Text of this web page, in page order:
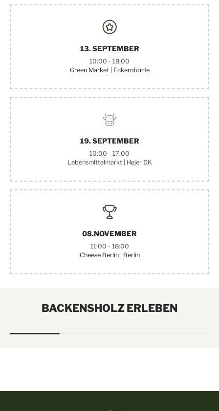
13. SEPTEMBER
10:00 - 18:00
Green Market | Eckernförde
19. SEPTEMBER
10:00 - 17:00
Lebensmittelmarkt | Højer DK
08.NOVEMBER
11:00 - 18:00
Cheese Berlin | Berlin
BACKENSHOLZ ERLEBEN